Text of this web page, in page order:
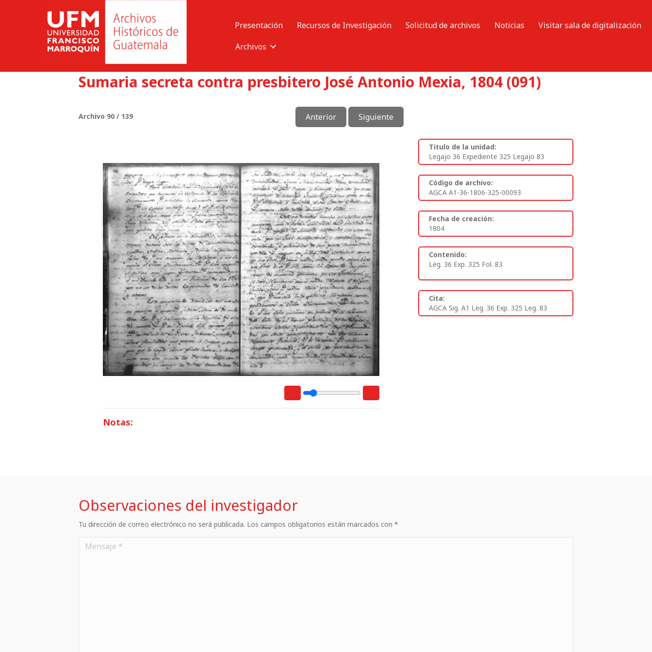
Presentación Recursos de Investigación Solicitud de archivos Noticias
Visitar sala de digitalización
Archivos
Sumaria secreta contra presbitero José Antonio Mexia, 1804 (091)
Archivo 90 / 139 Anterior Siguiente
Notas:
Titulo de la unidad:
Legajo 36 Expediente 325 Legajo 83
Código de archivo:
AGCA A1-36-1806-325-00093
Fecha de creación:
1804
Contenido:
Leg. 36 Exp. 325 Fol. 83
Cita:
AGCA Sig. A1 Leg. 36 Exp. 325 Leg. 83
Observaciones del investigador
Tu dirección de correo electrónico no será publicada. Los campos obligatorios están marcados con *